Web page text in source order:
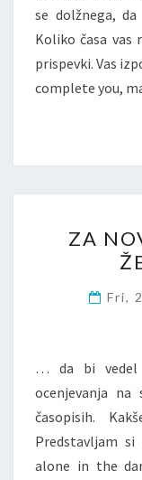
se dolžnega,
Koliko časa vas
prispevki. Vas
complete you,
ZA
Fri,
… da bi vedel
ocenjevanja
časopisih.
Predstavljam
alone in the